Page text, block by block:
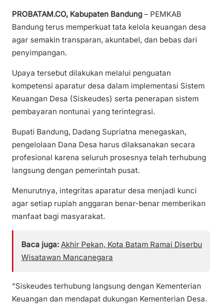
PROBATAM.CO, Kabupaten Bandung – PEMKAB
Bandung terus memperkuat tata kelola keuangan desa
agar semakin transparan, akuntabel, dan bebas dari
penyimpangan.
Upaya tersebut dilakukan melalui penguatan
kompetensi aparatur desa dalam implementasi Sistem
Keuangan Desa (Siskeudes) serta penerapan sistem
pembayaran nontunai yang terintegrasi.
Bupati Bandung, Dadang Supriatna menegaskan,
pengelolaan Dana Desa harus dilaksanakan secara
profesional karena seluruh prosesnya telah terhubung
langsung dengan pemerintah pusat.
Menurutnya, integritas aparatur desa menjadi kunci
agar setiap rupiah anggaran benar-benar memberikan
manfaat bagi masyarakat.
Baca juga: Akhir Pekan, Kota Batam Ramai Diserbu
Wisatawan Mancanegara
“Siskeudes terhubung langsung dengan Kementerian
Keuangan dan mendapat dukungan Kementerian Desa.